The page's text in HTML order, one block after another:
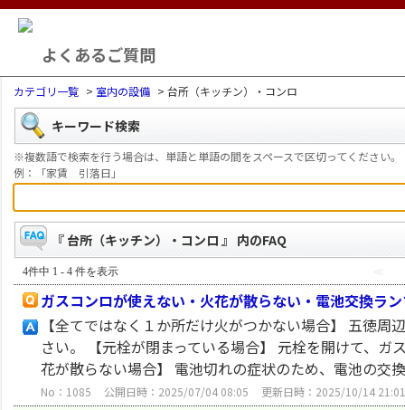
よくあるご質問
カテゴリ一覧 > 室内の設備 > 台所（キッチン）・コンロ
キーワード検索
※複数語で検索を行う場合は、単語と単語の間をスペースで区切ってください。
例：「家賃 引落日」
『 台所（キッチン）・コンロ 』 内のFAQ
4件中 1 - 4 件を表示 ≪
ガスコンロが使えない・火花が散らない・電池交換ラ
【全てではなく１か所だけ火がつかない場合】 五徳
さい。 【元栓が閉まっている場合】 元栓を開けて、
花が散らない場合】 電池切れの症状のため、電池の
No：1085 公開日時：2025/07/04 08:05 更新日時：2025/10/14 21:01